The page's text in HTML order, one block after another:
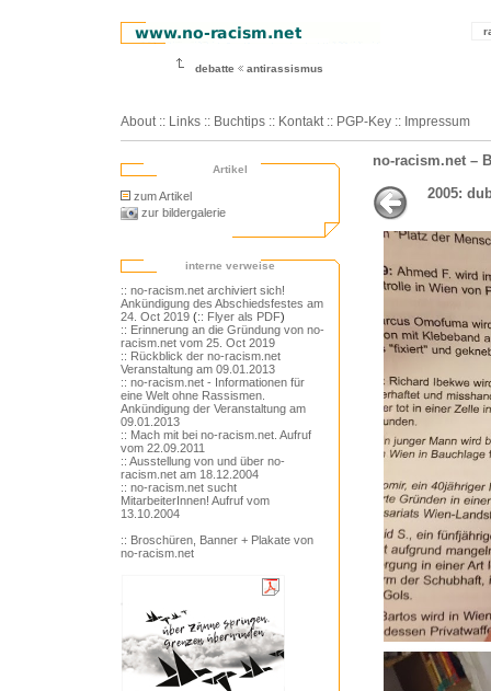
debatte antirassismus
About :: Links :: Buchtips :: Kontakt :: PGP-Key :: Impressum
Artikel
zum Artikel
zur bildergalerie
interne verweise
:: no-racism.net archiviert sich!
Ankündigung des Abschiedsfestes am
24. Oct 2019 (:: Flyer als PDF)
:: Erinnerung an die Gründung von no-
racism.net vom 25. Oct 2019
:: Rückblick der no-racism.net
Veranstaltung am 09.01.2013
:: no-racism.net - Informationen für
eine Welt ohne Rassismen.
Ankündigung der Veranstaltung am
09.01.2013
:: Mach mit bei no-racism.net. Aufruf
vom 22.09.2011
:: Ausstellung von und über no-
racism.net am 18.12.2004
:: no-racism.net sucht
MitarbeiterInnen! Aufruf vom
13.10.2004
:: Broschüren, Banner + Plakate von
no-racism.net
no-racism.net –
2005: